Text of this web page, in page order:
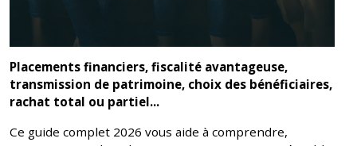
Placements financiers, fiscalité avantageuse,
transmission de patrimoine, choix des bénéficiaires,
rachat total ou partiel...
Ce guide complet 2026 vous aide à comprendre,